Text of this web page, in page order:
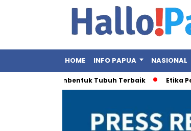
HOME INFO PAPUA NASIONAL
Pembentuk Tubuh Terbaik Etika Pejabat